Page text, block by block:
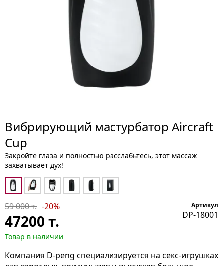
Вибрирующий мастурбатор Aircraft
Cup
Закройте глаза и полностью расслабьтесь, этот массаж
захватывает дух!
59 000 т. -20%
47200 т.
Товар в наличии
Артикул
DP-18001
Компания D-peng специализируется на секс-игрушках